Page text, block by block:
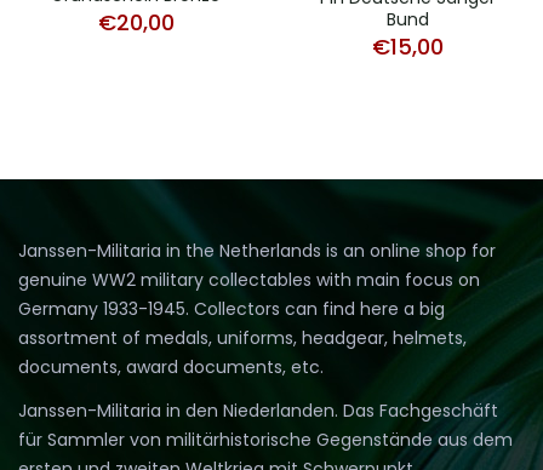
€20,00
Bund
€15,00
Janssen-Militaria in the Netherlands is an online shop for
genuine WW2 military collectables with main focus on
Germany 1933-1945. Collectors can find here a big
assortment of medals, uniforms, headgear, helmets,
documents, award documents, etc.
Janssen-Militaria in den Niederlanden. Das Fachgeschäft
für Sammler von militärhistorische Gegenstände aus dem